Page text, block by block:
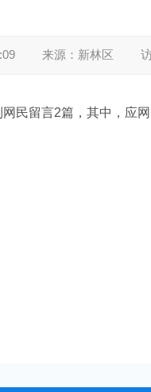
来源： 新林区
民留言2篇，其中，应